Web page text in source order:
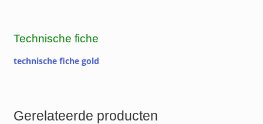
Technische fiche
technische fiche gold
Gerelateerde producten